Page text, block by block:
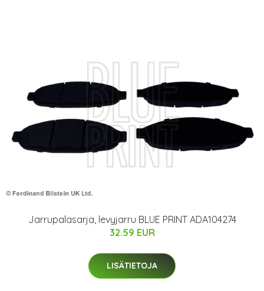
Jarrupalasarja, levyjarru BLUE PRINT ADA104274
32.59 EUR
LISÄTIETOJA